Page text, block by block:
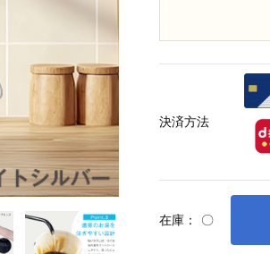
在庫： 〇
決済方法